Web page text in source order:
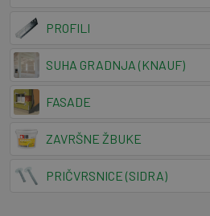
PROFILI
SUHA GRADNJA (KNAUF)
FASADE
ZAVRŠNE ŽBUKE
PRIČVRSNICE (SIDRA)